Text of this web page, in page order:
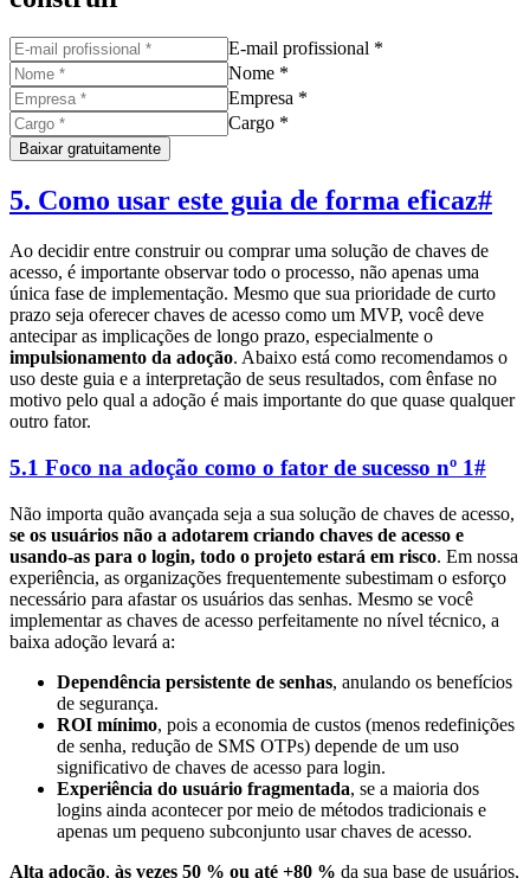
E-mail profissional *
Nome *
Empresa *
Cargo *
Baixar gratuitamente
5. Como usar este guia de forma eficaz#
Ao decidir entre construir ou comprar uma solução de chaves de
acesso, é importante observar todo o processo, não apenas uma
única fase de implementação. Mesmo que sua prioridade de curto
prazo seja oferecer chaves de acesso como um MVP, você deve
antecipar as implicações de longo prazo, especialmente o
impulsionamento da adoção. Abaixo está como recomendamos o
uso deste guia e a interpretação de seus resultados, com ênfase no
motivo pelo qual a adoção é mais importante do que quase qualquer
outro fator.
5.1 Foco na adoção como o fator de sucesso nº 1#
Não importa quão avançada seja a sua solução de chaves de acesso,
se os usuários não a adotarem criando chaves de acesso e
usando-as para o login, todo o projeto estará em risco. Em nossa
experiência, as organizações frequentemente subestimam o esforço
necessário para afastar os usuários das senhas. Mesmo se você
implementar as chaves de acesso perfeitamente no nível técnico, a
baixa adoção levará a:
Dependência persistente de senhas, anulando os benefícios
de segurança.
ROI mínimo, pois a economia de custos (menos redefinições
de senha, redução de SMS OTPs) depende de um uso
significativo de chaves de acesso para login.
Experiência do usuário fragmentada, se a maioria dos
logins ainda acontecer por meio de métodos tradicionais e
apenas um pequeno subconjunto usar chaves de acesso.
Alta adoção, às vezes 50 % ou até +80 % da sua base de usuários,